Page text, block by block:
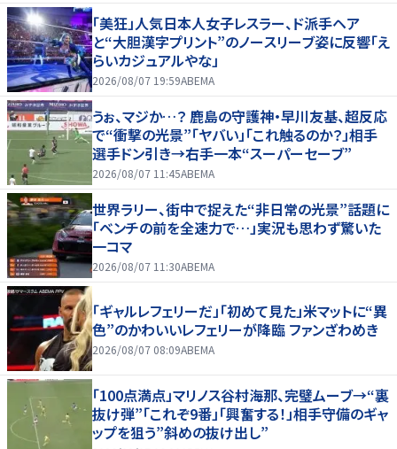
「美狂」人気日本人女子レスラー、ド派手ヘア
と“大胆漢字プリント”のノースリーブ姿に反響「え
らいカジュアルやな」
2026/08/07 19:59ABEMA
うぉ、マジか…？ 鹿島の守護神・早川友基、超反応
で“衝撃の光景”「ヤバい」「これ触るのか？」相手
選手ドン引き→右手一本“スーパーセーブ”
2026/08/07 11:45ABEMA
世界ラリー、街中で捉えた“非日常の光景”話題に
「ベンチの前を全速力で…」実況も思わず驚いた
一コマ
2026/08/07 11:30ABEMA
「ギャルレフェリーだ」「初めて見た」米マットに“異
色”のかわいいレフェリーが降臨 ファンざわめき
2026/08/07 08:09ABEMA
「100点満点」マリノス谷村海那、完璧ムーブ→“裏
抜け弾”「これぞ9番」「興奮する！」相手守備のギャ
ップを狙う”斜めの抜け出し”